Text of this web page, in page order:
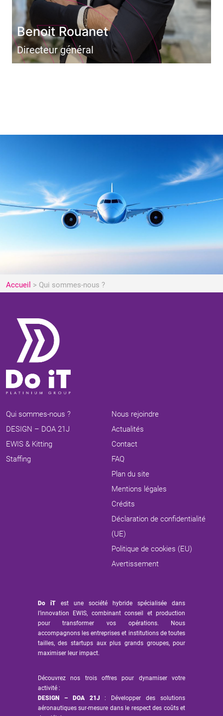
Benoit Rouanet
Directeur général
Accueil > Qui sommes-nous ?
Qui sommes-nous ?
DESIGN – DOA 21J
EWIS & Kitting
Staffing
Nous rejoindre
Actualités
Contact
FAQ
Plan du site
Mentions légales
Crédits
Déclaration de confidentialité
(UE)
Politique de cookies (EU)
Avertissement
Do iTest une société hybride spécialisée dans
l’innovation EWIS, combinant conseil et production
pour transformer vos opérations. Nous
accompagnons les entreprises et institutions de toutes
tailles, des startups aux plus grands groupes, pour
maximiser leur impact.
Découvrez nos trois offres pour dynamiser votre
activité :
DESIGN – DOA 21J : Développer des solutions
aéronautiques sur-mesure dans le respect des coûts et